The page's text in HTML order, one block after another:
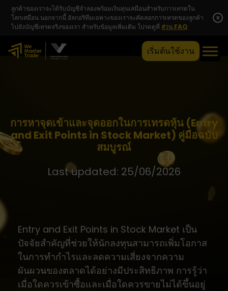
ลูกค้าของเราจะได้รับบัญชีจำลองพร้อมเงินทุนเสมือนสำหรับการเทรดใน
โลกเสมือน นอกจากนี้ อัลกอริทึมเฉพาะของเราจะคัดลอกการเทรดของลูกค้า
ไปยังบัญชีเทรดจริงของเรา สำหรับข้อมูลเพิ่มเติม โปรดดูที่ ส่วน FAQ
x
เริ่มต้นใช้งาน
การหาจุดเข้าและจุดออกในการเทรดหุ้น (Entry
and Exit Points in Stock Market) คู่มือฉบับ
สมบูรณ์
Last updated: 25/06/2026
Entry and Exit Points in Stock Market เป็น
ปัจจัยสำคัญที่ช่วยให้นักลงทุนสามารถเพิ่มโอกาส
ในการทำกำไรและลดความเสี่ยงจากความ
ผันผวนของตลาดได้อย่างมีประสิทธิภาพ การรู้ว่า
เมื่อใดควรเข้าซื้อและเมื่อใดควรขายไม่ได้ขึ้นอยู่